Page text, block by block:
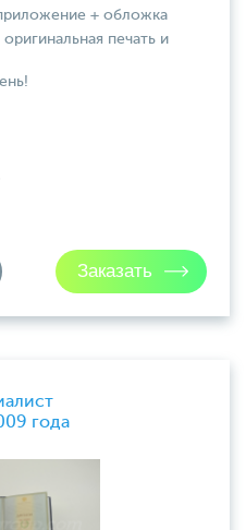
+ обложка
печать и
года